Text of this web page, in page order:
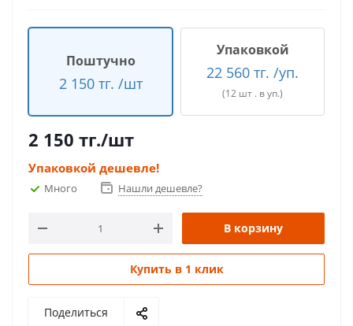
Поштучно
2 150 тг. /шт
Упаковкой
22 560 тг. /уп.
(12 шт . в уп.)
2 150 тг./шт
Упаковкой дешевле!
Много Нашли дешевле?
В корзину
Купить в 1 клик
Поделиться